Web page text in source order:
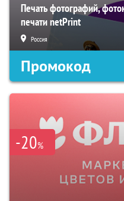
Печать фотографий,
печати netPrint
Россия
Промокод
-20%